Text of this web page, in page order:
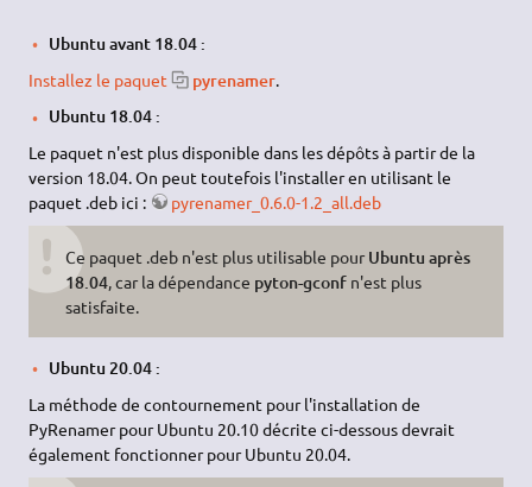
Ubuntu avant 18.04 :
Installez le paquet pyrenamer.
Ubuntu 18.04 :
Le paquet n'est plus disponible dans les dépôts à partir de la
version 18.04. On peut toutefois l'installer en utilisant le
paquet .deb ici :
pyrenamer_0.6.0-1.2_all.deb
Ce paquet .deb n'est plus utilisable pourUbuntu après
18.04, car la dépendance pyton-gconfn'est plus
satisfaite.
Ubuntu 20.04 :
La méthode de contournement pour l'installation de
PyRenamer pour Ubuntu 20.10 décrite ci-dessous devrait
également fonctionner pour Ubuntu 20.04.